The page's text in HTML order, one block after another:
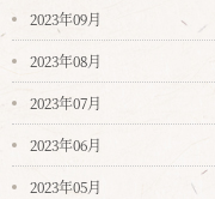
2023年09月
2023年08月
2023年07月
2023年06月
2023年05月